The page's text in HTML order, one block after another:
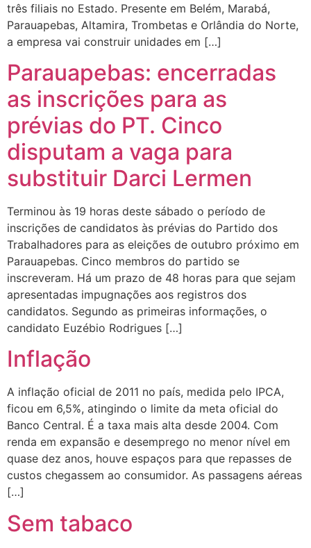
três filiais no Estado. Presente em Belém, Marabá,
Parauapebas, Altamira, Trombetas e Orlândia do Norte,
a empresa vai construir unidades em […]
Parauapebas: encerradas
as inscrições para as
prévias do PT. Cinco
disputam a vaga para
substituir Darci Lermen
Terminou às 19 horas deste sábado o período de
inscrições de candidatos às prévias do Partido dos
Trabalhadores para as eleições de outubro próximo em
Parauapebas. Cinco membros do partido se
inscreveram. Há um prazo de 48 horas para que sejam
apresentadas impugnações aos registros dos
candidatos. Segundo as primeiras informações, o
candidato Euzébio Rodrigues […]
Inflação
A inflação oficial de 2011 no país, medida pelo IPCA,
ficou em 6,5%, atingindo o limite da meta oficial do
Banco Central. É a taxa mais alta desde 2004. Com
renda em expansão e desemprego no menor nível em
quase dez anos, houve espaços para que repasses de
custos chegassem ao consumidor. As passagens aéreas
[…]
Sem tabaco